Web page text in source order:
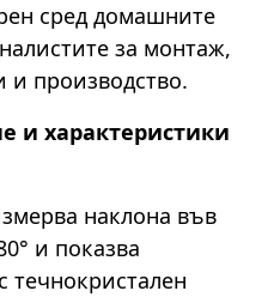
сред домашните
за монтаж,
производство.
и характеристики
наклона във
и показва
течнокристален